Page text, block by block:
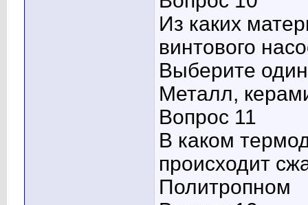
Из каких
винтового
Выберите
Металл,
Вопрос 11
В каком
происходит
Политропном